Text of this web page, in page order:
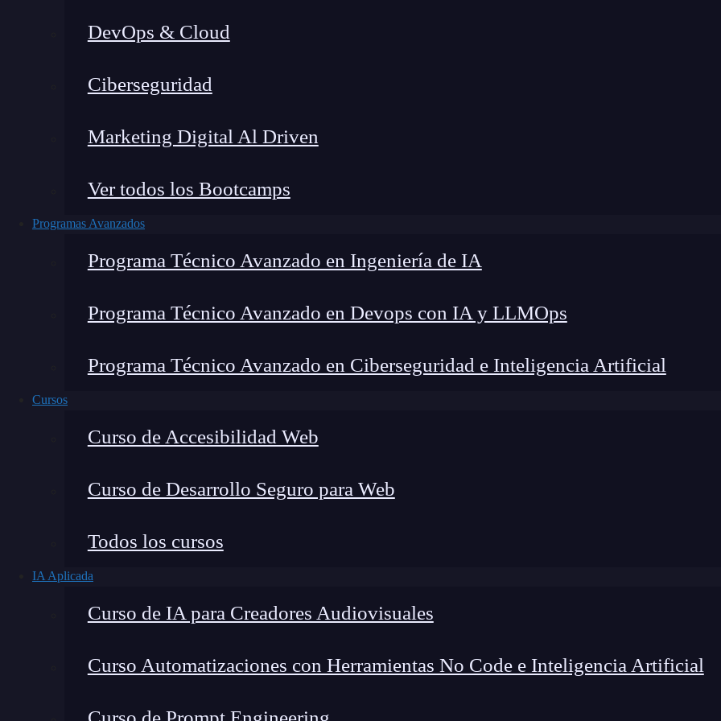
DevOps & Cloud
Ciberseguridad
Marketing Digital Al Driven
Ver todos los Bootcamps
Programas Avanzados
Programa Técnico Avanzado en Ingeniería de IA
Programa Técnico Avanzado en Devops con IA y LLMOps
Programa Técnico Avanzado en Ciberseguridad e Inteligencia Artificial
Cursos
Curso de Accesibilidad Web
Curso de Desarrollo Seguro para Web
Todos los cursos
IA Aplicada
Curso de IA para Creadores Audiovisuales
Curso Automatizaciones con Herramientas No Code e Inteligencia Artificial
Lucia Gómez Salgado
Home»Blog»Cómo se utiliza la inteligencia artificial en el sector industrial: 5 aplicaciones
Contribuyo a acercar la realidad del sector tecnológico a nuevos profesionales, combinando conocimiento práctico,